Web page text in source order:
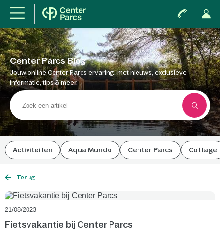
Center Parcs Blog
Jouw online Center Parcs ervaring: met nieuws, exclusieve
informatie, tips & meer.
Activiteiten Aqua Mundo Center Parcs Cottage
Terug
21/08/2023
Fietsvakantie bij Center Parcs